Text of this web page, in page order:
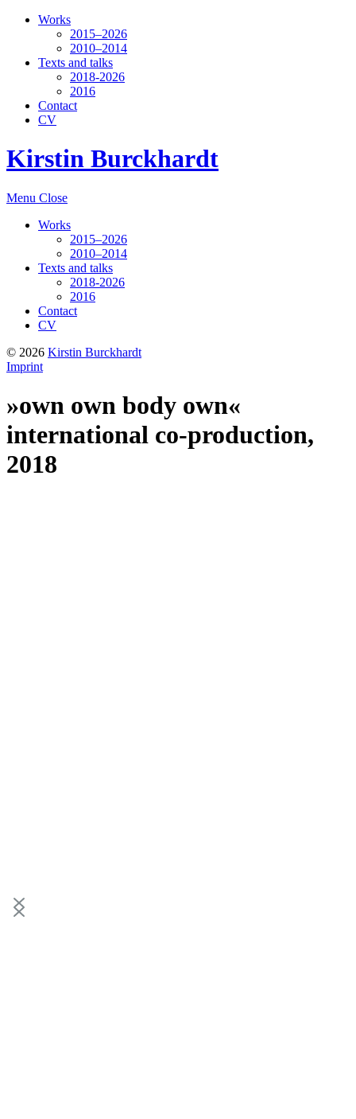
Works
2015–2026
2010–2014
Texts and talks
2018-2026
2016
Contact
CV
Kirstin Burckhardt
Menu Close
Works
2015–2026
2010–2014
Texts and talks
2018-2026
2016
Contact
CV
© 2026 Kirstin Burckhardt
Imprint
»own own body own«
international co-production,
2018